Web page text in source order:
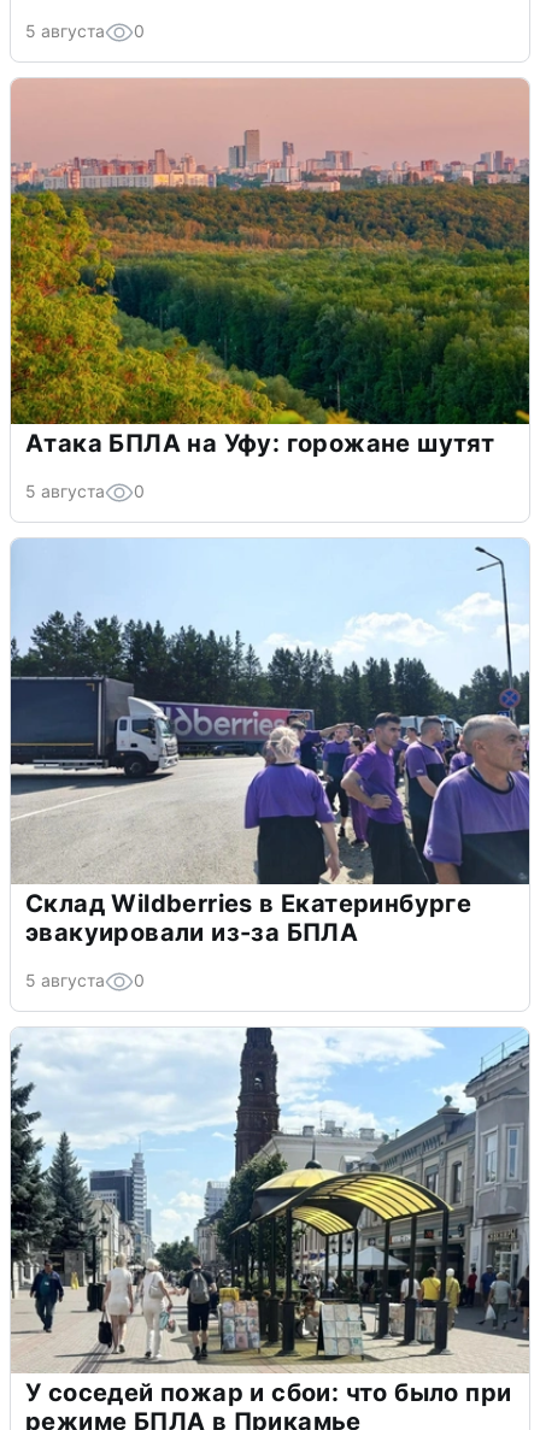
5 августа 0
Атака БПЛА на Уфу: горожане шутят
5 августа 0
Склад Wildberries в Екатеринбурге
эвакуировали из-за БПЛА
5 августа 0
У соседей пожар и сбои: что было при
режиме БПЛА в Прикамье